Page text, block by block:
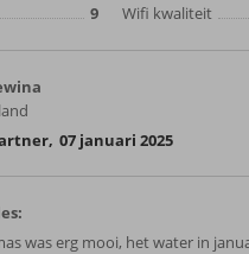
9
Wifi kwaliteit
, 07 januari 2025
was erg mooi, het water in